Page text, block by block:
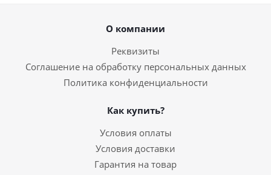
О компании
Реквизиты
Соглашение на обработку персональных данных
Политика конфиденциальности
Как купить?
Условия оплаты
Условия доставки
Гарантия на товар